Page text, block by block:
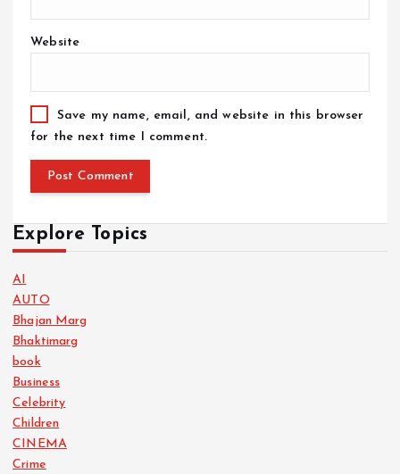
Website
Save my name, email, and website in this browser
for the next time I comment.
Explore Topics
AI
AUTO
Bhajan Marg
Bhaktimarg
book
Business
Celebrity
Children
CINEMA
Crime